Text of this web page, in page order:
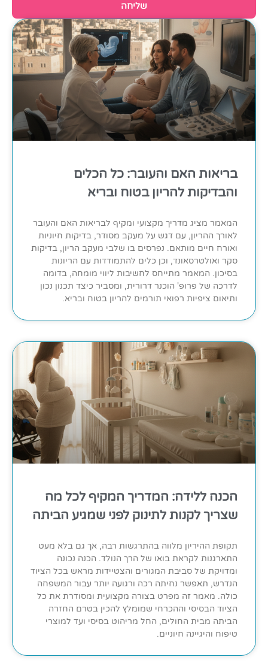
שליחה
בריאות האם והעובר: כל הכלים
והבדיקות להריון בטוח ובריא
המאמר מציג מדריך מקצועי ומקיף לבריאות האם והעובר
לאורך ההריון, עם דגש על מעקב מסודר, בדיקות חיוניות
ואורח חיים מותאם. נפרסים בו שלבי מעקב הריון, בדיקות
סקר ואולטרסאונד, וכן כלים להתמודדות עם הריונות
בסיכון. המאמר מתייחס לחשיבות ליווי מומחה, בדומה
לדרכה של פרופ' הוכנר דרורית, ומסביר כיצד תכנון נכון
ותיאום ציפיות רפואי תורמים להריון בטוח ובריא.
הכנה ללידה: המדריך המקיף לכל מה
שצריך לקנות לתינוק לפני שמגיע הביתה
תקופת ההיריון מלווה בהתרגשות רבה, אך גם בלא מעט
התארגנות לקראת בואו של הרך הנולד. הכנה נכונה
ומדויקת של סביבת המגורים והצטיידות מראש בכל הציוד
הנדרש, תאפשר נחיתה רכה ורגועה יותר עבור המשפחה
כולה. מאמר זה מפרט בצורה מקצועית ומסודרת את כל
הציוד הבסיסי וההכרחי שמומלץ להכין בטרם החזרה
הביתה מבית החולים, החל מריהוט בסיסי ועד למוצרי
טיפוח והיגיינה חיוניים.